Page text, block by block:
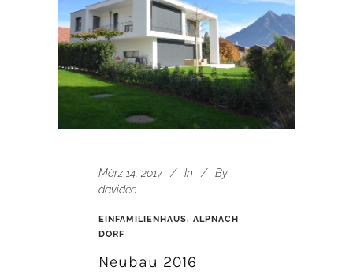
März 14, 2017 In
By
davidee
EINFAMILIENHAUS, ALPNACH
DORF
Neubau 2016